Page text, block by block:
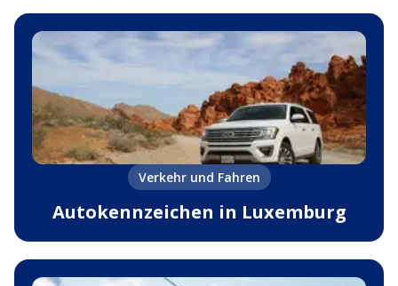
Verkehr und Fahren
Autokennzeichen in Luxemburg